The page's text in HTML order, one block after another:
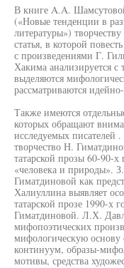
В книге A.A.
(«Новые тенденции в
литературы»)
статья, в которой
с произведениями Г.
Хакима анализируется
выделяются
рассматриваются
Также имеются
которых обращают
исследуемых писателей
творчество Н.
татарской прозы 60-90-
«человека и природы».
Гиматдиновой как
Халиуллина выявляет
татарской прозе 1990-х
Гиматдиновой. Л.Х.
мифопоэтических
мифологическую основу
континуум, образы-
мотивы, средства